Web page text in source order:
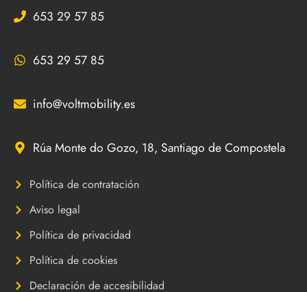
653 29 57 85
653 29 57 85
info@voltmobility.es
Rúa Monte do Gozo, 18, Santiago de Compostela
Política de contratación
Aviso legal
Política de privacidad
Política de cookies
Declaración de accesibilidad